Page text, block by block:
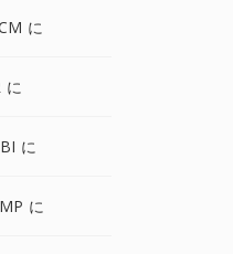
に
に
に
に